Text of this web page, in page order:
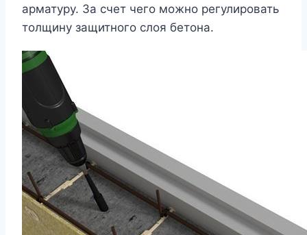
арматуру. За счет чего можно регулировать
толщину защитного слоя бетона.